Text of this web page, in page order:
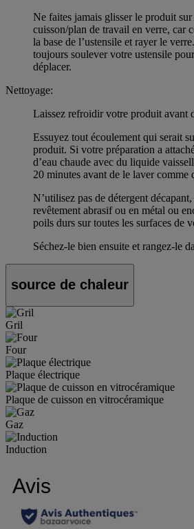
Ne faites jamais glisser le produit
cuisson/plan de travail en verre, car
la base de l’ustensile et rayer le
toujours soulever votre ustensile
déplacer.
Nettoyage:
Laissez refroidir votre produit avant
Essuyez tout écoulement qui serait
produit. Si votre préparation a
d’eau chaude avec du liquide
20 minutes avant de le laver comme
N’utilisez pas de détergent
revêtement abrasif ou en métal ou
poils durs sur toutes les surfaces de
Séchez-le bien ensuite et rangez-le
source de chaleur
Gril
Four
Plaque électrique
Plaque de cuisson en vitrocéramique
Gaz
Induction